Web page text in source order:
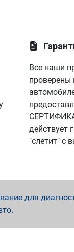
Все наши
проверены
действует
"слетит" с
для